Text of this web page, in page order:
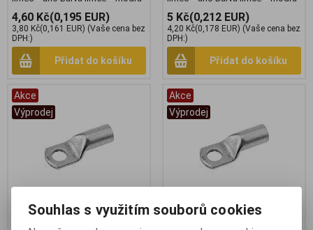
4,60 Kč(0,195 EUR)
3,80 Kč(0,161 EUR) (Vaše cena bez
DPH:)
Přidat do košíku
5 Kč(0,212 EUR)
4,20 Kč(0,178 EUR) (Vaše cena bez
DPH:)
Přidat do košíku
Akce
Výprodej
Akce
Výprodej
Souhlas s využitím souborů cookies